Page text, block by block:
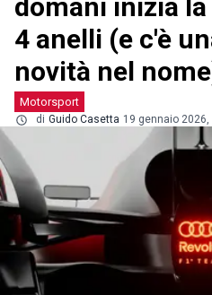
domani inizia
4 anelli (e c'è
novità nel
Motorsport
di Guido Casetta 19 gennaio 2026,